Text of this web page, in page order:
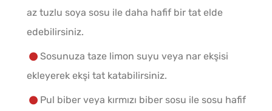
az tuzlu soya sosu ile daha hafif bir tat elde
edebilirsiniz.
Sosunuza taze limon suyu veya nar ekşisi
ekleyerek ekşi tat katabilirsiniz.
Pul biber veya kırmızı biber sosu ile sosu hafif